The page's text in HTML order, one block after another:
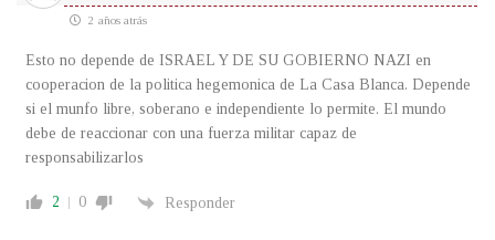
2 años atrás
Esto no depende de ISRAEL Y DE SU GOBIERNO NAZI en
cooperacion de la politica hegemonica de La Casa Blanca. Depende
si el munfo libre, soberano e independiente lo permite. El mundo
debe de reaccionar con una fuerza militar capaz de
responsabilizarlos
2 0 Responder